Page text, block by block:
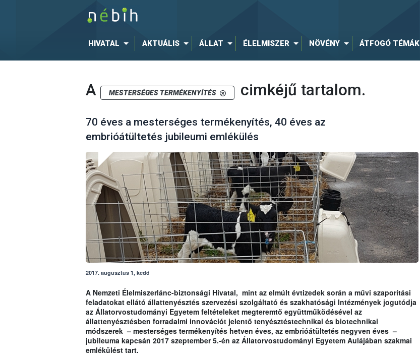
HIVATAL AKTUÁLIS ÁLLAT ÉLELMISZER NÖVÉNY ÁTFOGÓ TÉMÁK
A MESTERSÉGES TERMÉKENYÍTÉS cimkéjű tartalom.
70 éves a mesterséges termékenyítés, 40 éves az
embrióátültetés jubileumi emlékülés
2017. augusztus 1, kedd
A Nemzeti Élelmiszerlánc-biztonsági Hivatal, mint az elmúlt évtizedek során a művi szaporítási
feladatokat ellátó állattenyésztés szervezési szolgáltató és szakhatósági Intézmények jogutódja
az Állatorvostudományi Egyetem feltételeket megteremtő együttműködésével az
állattenyésztésben forradalmi innovációt jelentő tenyésztéstechnikai és biotechnikai
módszerek – mesterséges termékenyítés hetven éves, az embrióátültetés negyven éves –
jubileuma kapcsán 2017 szeptember 5.-én az Állatorvostudományi Egyetem Aulájában szakmai
emlékülést tart.